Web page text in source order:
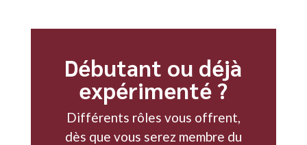
Débutant ou déjà
expérimenté ?
Différents rôles vous offrent,
dès que vous serez membre du